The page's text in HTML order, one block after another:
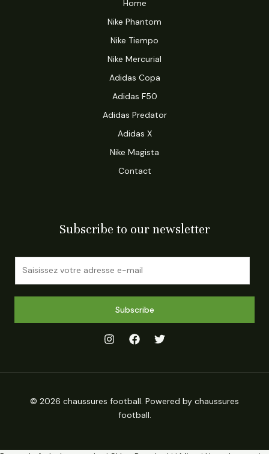
Home
Nike Phantom
Nike Tiempo
Nike Mercurial
Adidas Copa
Adidas F50
Adidas Predator
Adidas X
Nike Magista
Contact
Subscribe to our newsletter
Subscribe
© 2026 chaussures football. Powered by chaussures
football.